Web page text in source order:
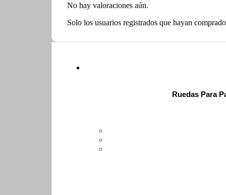
No hay valoraciones aún.
Solo los usuarios registrados que hayan
Ruedas Para